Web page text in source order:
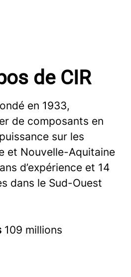
de CIR
en 1933,
de composants en
sur les
et Nouvelle-Aquitaine
d’expérience et 14
dans le Sud-Ouest
109 millions